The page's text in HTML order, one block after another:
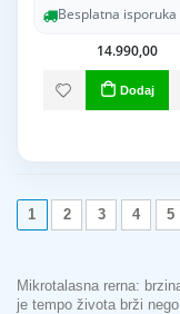
Besplatna isporuka
14.990,00
Dodaj
1 2 3 4 5
Mikrotalasna rerna:
je tempo života brži